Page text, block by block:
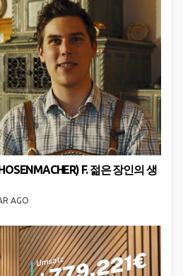
F. 젊은 장인의 생
AGO